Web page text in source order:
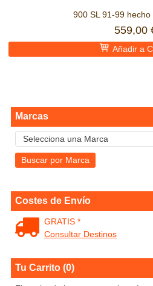
Marcas
Costes de Envío
GRATIS *
Consultar Destinos
Tu Carrito (0)
900 SL 91-99 hecho
559,00
Añadir a